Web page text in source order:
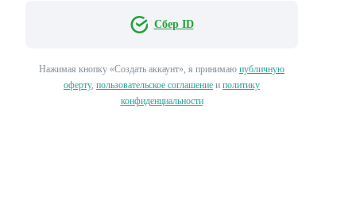
Сбер ID
Нажимая кнопку «‎Создать аккаунт»‎, я принимаю публичную
оферту, пользовательское соглашение и политику
конфиденциальности